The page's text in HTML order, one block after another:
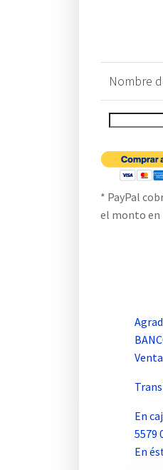
Nombre
* PayPal
el monto en
En
5579
En